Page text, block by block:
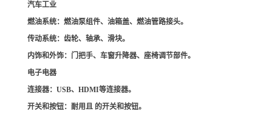
汽车工业
燃油系统：燃油泵组件、油箱盖、燃油管路接头。
传动系统：齿轮、轴承、滑块。
内饰和外饰：门把手、车窗升降器、座椅调节部件。
电子电器
连接器：USB、HDMI等连接器。
开关和按钮：耐用且 的开关和按钮。